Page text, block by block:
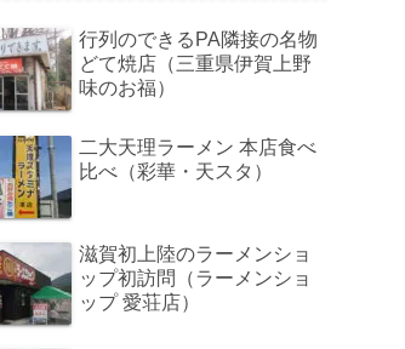
行列のできるPA隣接の名物
どて焼店（三重県伊賀上野
味のお福）
二大天理ラーメン 本店食べ
比べ（彩華・天スタ）
滋賀初上陸のラーメンショ
ップ初訪問（ラーメンショ
ップ 愛荘店）